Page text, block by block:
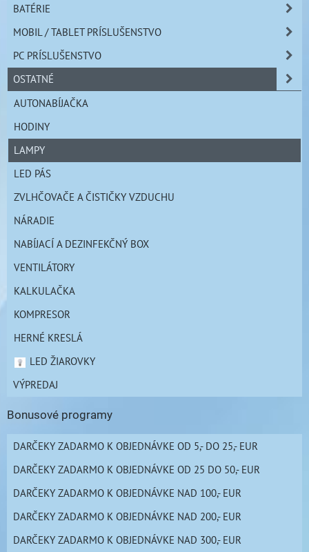
BATÉRIE
MOBIL / TABLET PRÍSLUŠENSTVO
PC PRÍSLUŠENSTVO
OSTATNÉ
AUTONABÍJAČKA
HODINY
LAMPY
LED PÁS
ZVLHČOVAČE A ČISTIČKY VZDUCHU
NÁRADIE
NABÍJACÍ A DEZINFEKČNÝ BOX
VENTILÁTORY
KALKULAČKA
KOMPRESOR
HERNÉ KRESLÁ
LED ŽIAROVKY
VÝPREDAJ
Bonusové programy
DARČEKY ZADARMO K OBJEDNÁVKE OD 5,- DO 25,- EUR
DARČEKY ZADARMO K OBJEDNÁVKE OD 25 DO 50,- EUR
DARČEKY ZADARMO K OBJEDNÁVKE NAD 100,- EUR
DARČEKY ZADARMO K OBJEDNÁVKE NAD 200,- EUR
DARČEKY ZADARMO K OBJEDNÁVKE NAD 300,- EUR